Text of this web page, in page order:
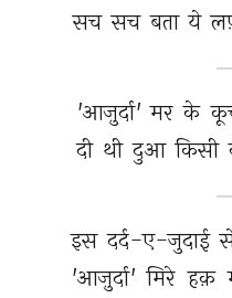
सच सच बता ये
'आज़ुर्दा' मर के
दी थी दुआ किसी
इस दर्द-ए-जुदाई
'आज़ुर्दा' मिरे हक़